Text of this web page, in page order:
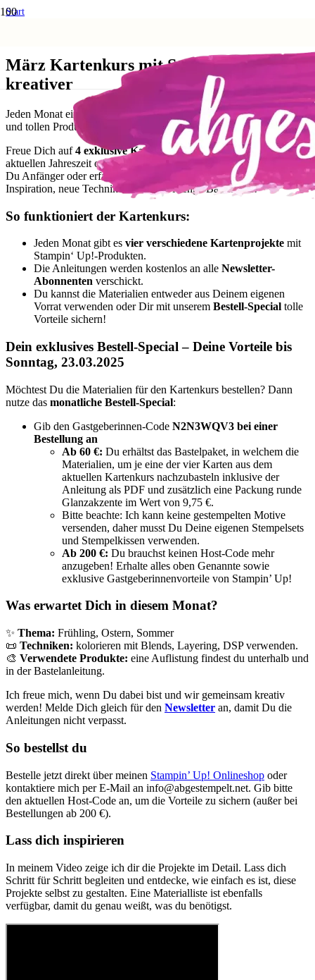
Start
März Kartenkurs mit Stampin’ Up! –
kreativer
Jeden Monat ein neuer Kartenkurs mit frischen Ideen, Techniken
und tollen Produkten!
Freue Dich auf4 exklusive Kartenprojekte , die perfekt zur
aktuellen Jahreszeit oder anstehenden Feiertagen passen. Egal, ob
Du Anfänger oder erfahrener Bastler bist – dieser Kurs bietet Dir
Inspiration, neue Techniken und jede Menge Bastelspaß!
So funktioniert der Kartenkurs:
Jeden Monat gibt es vier verschiedene Kartenprojekte mit
Stampin‘ Up!-Produkten.
Die Anleitungen werden kostenlos an alle Newsletter-
Abonnenten verschickt.
Du kannst die Materialien entweder aus Deinem eigenen
Vorrat verwenden oder Dir mit unserem Bestell-Special tolle
Vorteile sichern!
Dein exklusives Bestell-Special – Deine Vorteile bis
Sonntag, 23.03.2025
Möchtest Du die Materialien für den Kartenkurs bestellen? Dann
nutze das monatliche Bestell-Special:
Gib den Gastgeberinnen-Code N2N3WQV3 bei einer
Bestellung an
Ab 60 €: Du erhältst das Bastelpaket, in welchem die
Materialien, um je eine der vier Karten aus dem
aktuellen Kartenkurs nachzubasteln inklusive der
Anleitung als PDF und zusätzlich eine Packung runde
Glanzakzente im Wert von 9,75 €.
Bitte beachte: Ich kann keine gestempelten Motive
versenden, daher musst Du Deine eigenen Stempelsets
und Stempelkissen verwenden.
Ab 200 €: Du brauchst keinen Host-Code mehr
anzugeben! Erhalte alles oben Genannte sowie
exklusive Gastgeberinnenvorteile von Stampin’ Up!
Was erwartet Dich in diesem Monat?
✨ Thema: Frühling, Ostern, Sommer
📜 Techniken: kolorieren mit Blends, Layering, DSP verwenden.
🎨 Verwendete Produkte: eine Auflistung findest du unterhalb und
in der Bastelanleitung.
Ich freue mich, wenn Du dabei bist und wir gemeinsam kreativ
werden! Melde Dich gleich für den Newsletter an, damit Du die
Anleitungen nicht verpasst.
So bestellst du
Bestelle jetzt direkt über meinen Stampin’ Up! Onlineshop oder
kontaktiere mich per E-Mail an info@abgestempelt.net. Gib bitte
den aktuellen Host-Code an, um die Vorteile zu sichern (außer bei
Bestellungen ab 200 €).
Lass dich inspirieren
In meinem Video zeige ich dir die Projekte im Detail. Lass dich
Schritt für Schritt begleiten und entdecke, wie einfach es ist, diese
Projekte selbst zu gestalten. Eine Materialliste ist ebenfalls
verfügbar, damit du genau weißt, was du benötigst.